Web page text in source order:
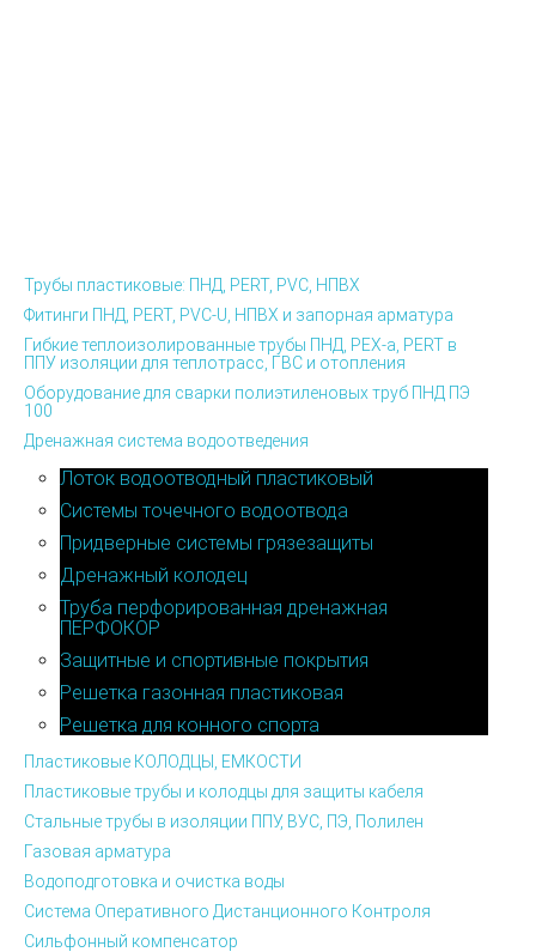
Трубы пластиковые: ПНД, PERT, PVC, НПВХ
Фитинги ПНД, PERT, PVC-U, НПВХ и запорная арматура
Гибкие теплоизолированные трубы ПНД, PEX-а, PERT в
ППУ изоляции для теплотрасс, ГВС и отопления
Оборудование для сварки полиэтиленовых труб ПНД ПЭ
100
Дренажная система водоотведения
Лоток водоотводный пластиковый
Системы точечного водоотвода
Придверные системы грязезащиты
Дренажный колодец
Труба перфорированная дренажная
ПЕРФОКОР
Защитные и спортивные покрытия
Решетка газонная пластиковая
Решетка для конного спорта
Пластиковые КОЛОДЦЫ, ЕМКОСТИ
Пластиковые трубы и колодцы для защиты кабеля
Стальные трубы в изоляции ППУ, ВУС, ПЭ, Полилен
Газовая арматура
Водоподготовка и очистка воды
Система Оперативного Дистанционного Контроля
Сильфонный компенсатор